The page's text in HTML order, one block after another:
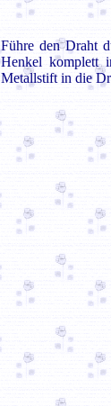
Führe den Draht
Henkel komplett
Metallstift in die